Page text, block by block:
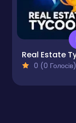
0 (0 Голосів)